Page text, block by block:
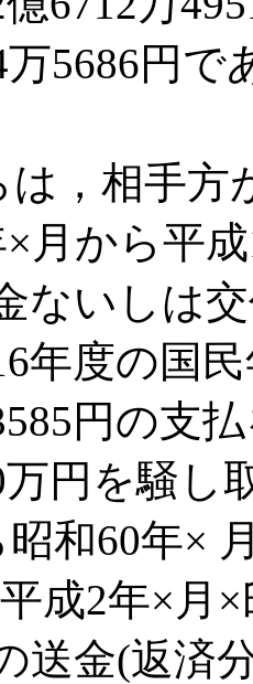
5686円で
は，相手
月から平
ないしは
年度の国
円の支
万円を騒し
和60年×
成2年×月
送金(返済